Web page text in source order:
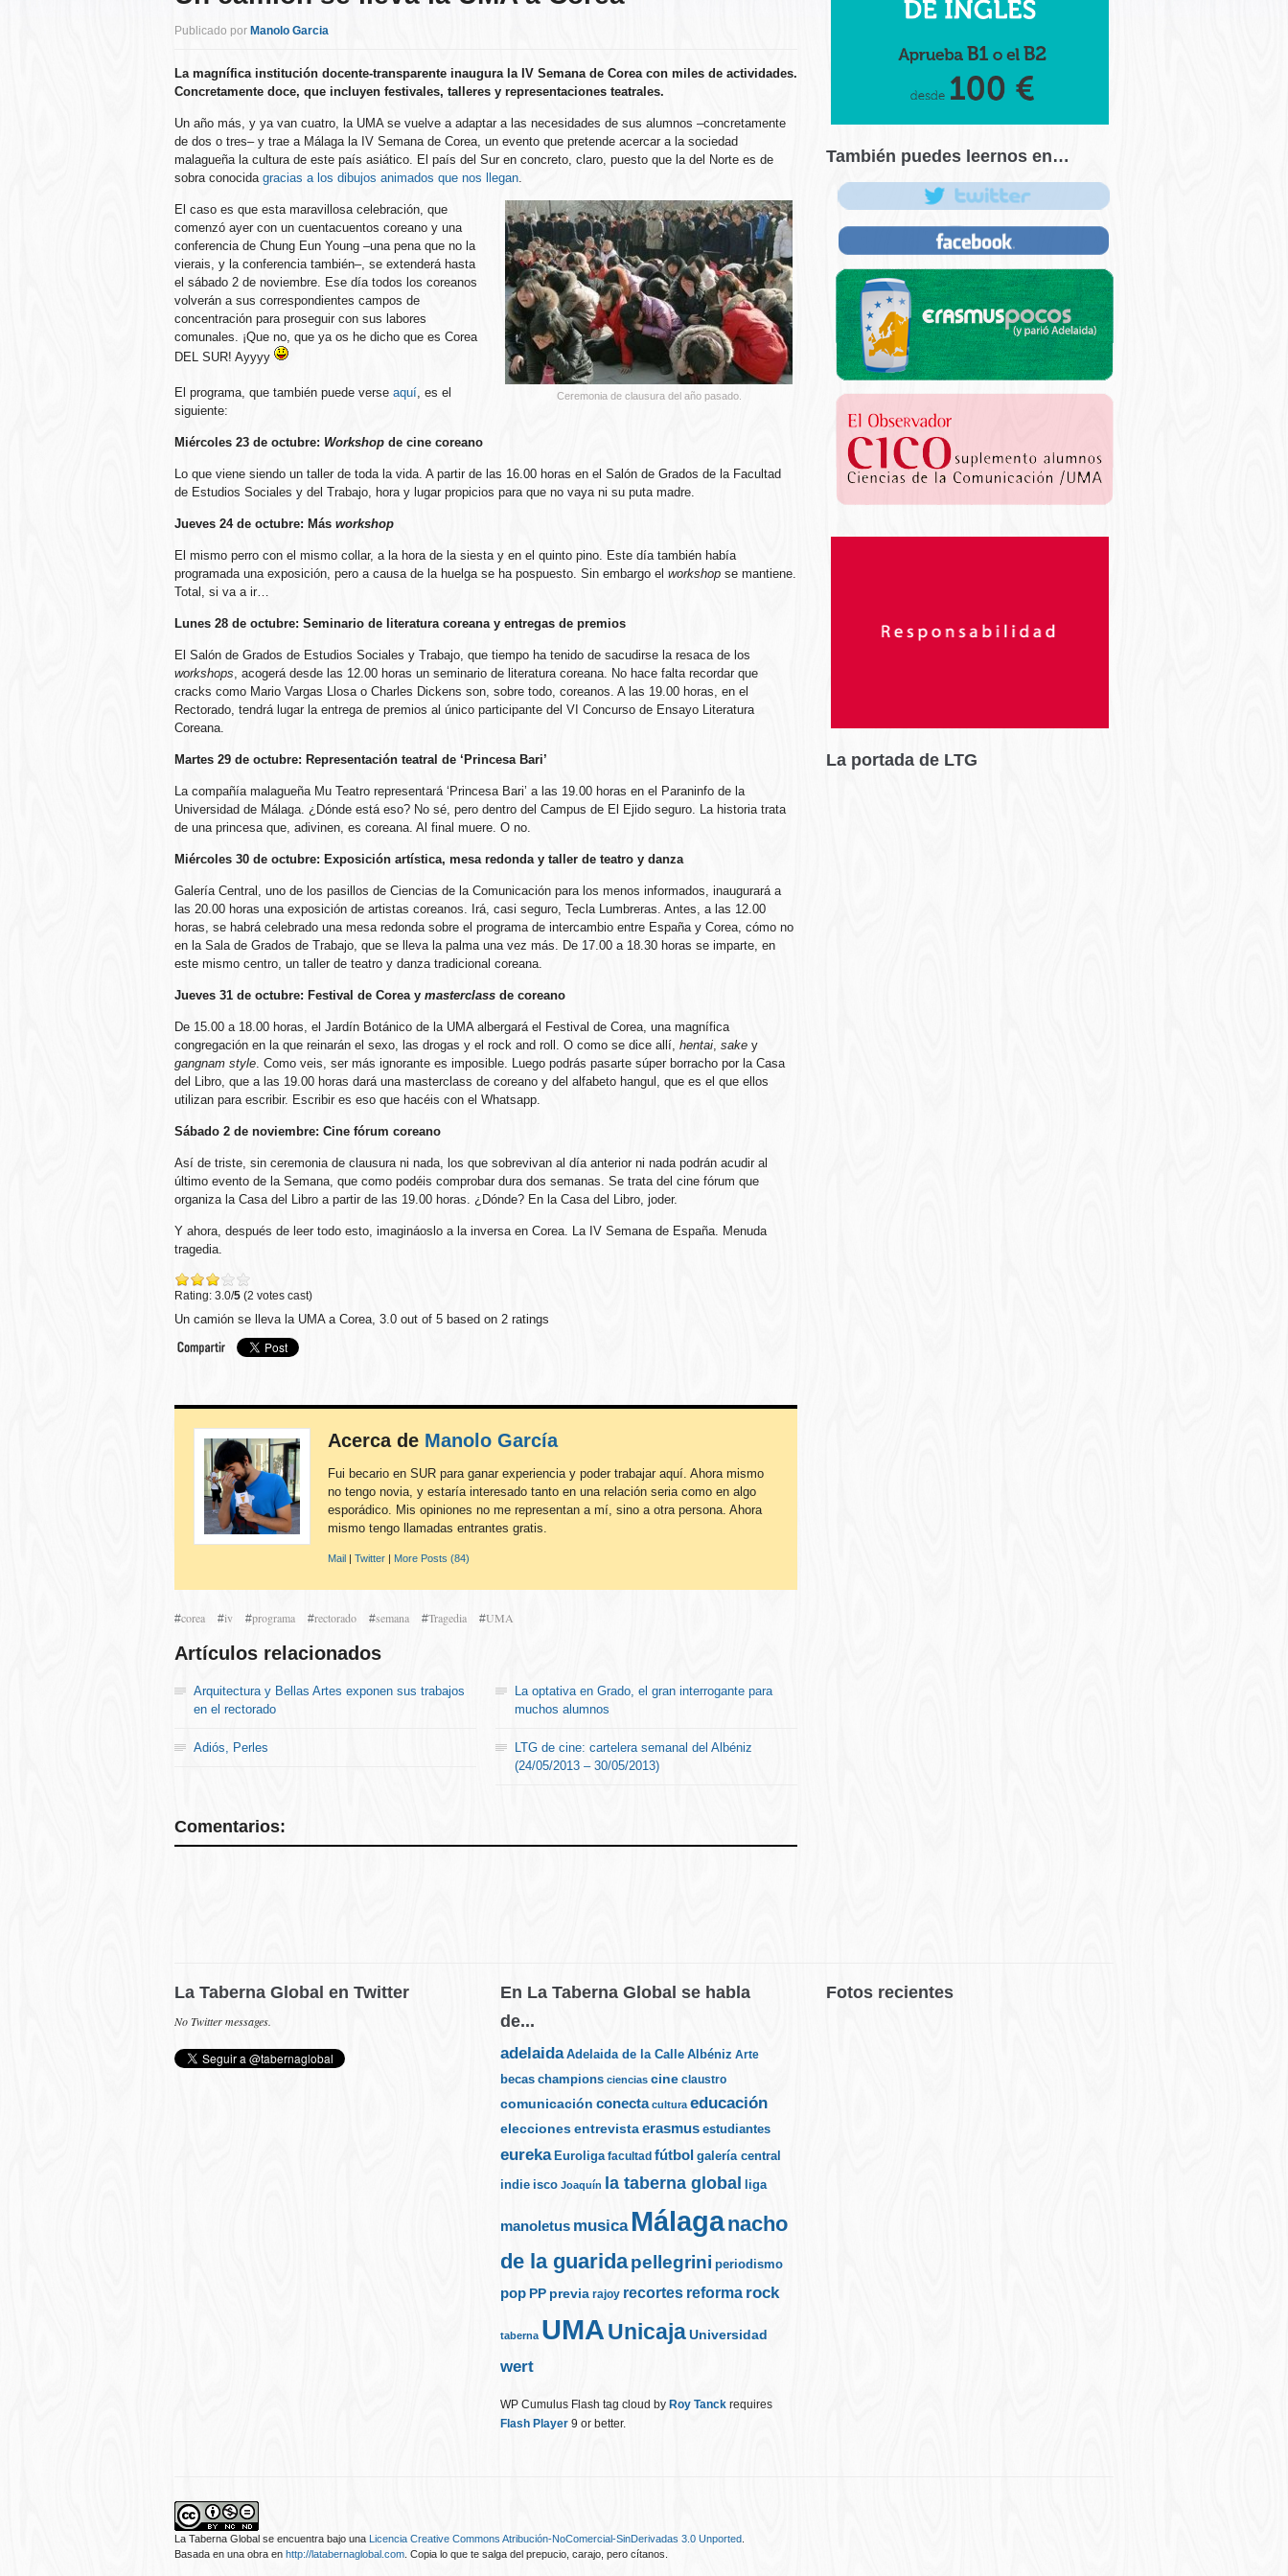
Publicado por Manolo Garcia
La magnífica institución docente-transparente inaugura la IV Semana de Corea con miles de actividades.
Concretamente doce, que incluyen festivales, talleres y representaciones teatrales.
Un año más, y ya van cuatro, la UMA se vuelve a adaptar a las necesidades de sus alumnos –concretamente
de dos o tres– y trae a Málaga la IV Semana de Corea, un evento que pretende acercar a la sociedad
malagueña la cultura de este país asiático. El país del Sur en concreto, claro, puesto que la del Norte es de
sobra conocida gracias a los dibujos animados que nos llegan.
Ceremonia de clausura del año pasado.
El caso es que esta maravillosa celebración, que
comenzó ayer con un cuentacuentos coreano y una
conferencia de Chung Eun Young –una pena que no la
vierais, y la conferencia también–, se extenderá hasta
el sábado 2 de noviembre. Ese día todos los coreanos
volverán a sus correspondientes campos de
concentración para proseguir con sus labores
comunales. ¡Que no, que ya os he dicho que es Corea
DEL SUR! Ayyyy
El programa, que también puede verse aquí, es el
siguiente:
Miércoles 23 de octubre: Workshop de cine coreano
Lo que viene siendo un taller de toda la vida. A partir de las 16.00 horas en el Salón de Grados de la Facultad
de Estudios Sociales y del Trabajo, hora y lugar propicios para que no vaya ni su puta madre.
Jueves 24 de octubre: Más workshop
El mismo perro con el mismo collar, a la hora de la siesta y en el quinto pino. Este día también había
programada una exposición, pero a causa de la huelga se ha pospuesto. Sin embargo el workshop se mantiene.
Total, si va a ir…
Lunes 28 de octubre: Seminario de literatura coreana y entregas de premios
El Salón de Grados de Estudios Sociales y Trabajo, que tiempo ha tenido de sacudirse la resaca de los
workshops, acogerá desde las 12.00 horas un seminario de literatura coreana. No hace falta recordar que
cracks como Mario Vargas Llosa o Charles Dickens son, sobre todo, coreanos. A las 19.00 horas, en el
Rectorado, tendrá lugar la entrega de premios al único participante del VI Concurso de Ensayo Literatura
Coreana.
Martes 29 de octubre: Representación teatral de ‘Princesa Bari’
La compañía malagueña Mu Teatro representará ‘Princesa Bari’ a las 19.00 horas en el Paraninfo de la
Universidad de Málaga. ¿Dónde está eso? No sé, pero dentro del Campus de El Ejido seguro. La historia trata
de una princesa que, adivinen, es coreana. Al final muere. O no.
Miércoles 30 de octubre: Exposición artística, mesa redonda y taller de teatro y danza
Galería Central, uno de los pasillos de Ciencias de la Comunicación para los menos informados, inaugurará a
las 20.00 horas una exposición de artistas coreanos. Irá, casi seguro, Tecla Lumbreras. Antes, a las 12.00
horas, se habrá celebrado una mesa redonda sobre el programa de intercambio entre España y Corea, cómo no
en la Sala de Grados de Trabajo, que se lleva la palma una vez más. De 17.00 a 18.30 horas se imparte, en
este mismo centro, un taller de teatro y danza tradicional coreana.
Jueves 31 de octubre: Festival de Corea y masterclass de coreano
De 15.00 a 18.00 horas, el Jardín Botánico de la UMA albergará el Festival de Corea, una magnífica
congregación en la que reinarán el sexo, las drogas y el rock and roll. O como se dice allí, hentai, sake y
gangnam style. Como veis, ser más ignorante es imposible. Luego podrás pasarte súper borracho por la Casa
del Libro, que a las 19.00 horas dará una masterclass de coreano y del alfabeto hangul, que es el que ellos
utilizan para escribir. Escribir es eso que hacéis con el Whatsapp.
Sábado 2 de noviembre: Cine fórum coreano
Así de triste, sin ceremonia de clausura ni nada, los que sobrevivan al día anterior ni nada podrán acudir al
último evento de la Semana, que como podéis comprobar dura dos semanas. Se trata del cine fórum que
organiza la Casa del Libro a partir de las 19.00 horas. ¿Dónde? En la Casa del Libro, joder.
Y ahora, después de leer todo esto, imagináoslo a la inversa en Corea. La IV Semana de España. Menuda
tragedia.
Rating: 3.0/5 (2 votes cast)
Un camión se lleva la UMA a Corea, 3.0 out of 5 based on 2 ratings
Acerca de Manolo García
Fui becario en SUR para ganar experiencia y poder trabajar aquí. Ahora mismo
no tengo novia, y estaría interesado tanto en una relación seria como en algo
esporádico. Mis opiniones no me representan a mí, sino a otra persona. Ahora
mismo tengo llamadas entrantes gratis.
Mail | Twitter | More Posts (84)
#corea #iv #programa #rectorado #semana #Tragedia #UMA
Artículos relacionados
Arquitectura y Bellas Artes exponen sus trabajos
en el rectorado
La optativa en Grado, el gran interrogante para
muchos alumnos
Adiós, Perles
LTG de cine: cartelera semanal del Albéniz
(24/05/2013 – 30/05/2013)
Comentarios:
También puedes leernos en…
La portada de LTG
La Taberna Global en Twitter
No Twitter messages.
En La Taberna Global se habla
de...
adelaida Adelaida de la Calle Albéniz Arte
becas champions ciencias cine claustro
comunicación conecta cultura educación
elecciones entrevista erasmus estudiantes
eureka Euroliga facultad fútbol galería central
indie isco Joaquín la taberna global liga
manoletus musica Málaganacho
de la guaridapellegrini periodismo
pop PP previa rajoy recortes reforma rock
taberna UMA UnicajaUniversidad
wert
WP Cumulus Flash tag cloud by Roy Tanck requires
Flash Player 9 or better.
Fotos recientes
La Taberna Global se encuentra bajo una Licencia Creative Commons Atribución-NoComercial-SinDerivadas 3.0 Unported
Basada en una obra en http://latabernaglobal.com . Copia lo que te salga del prepucio, carajo, pero cítanos.